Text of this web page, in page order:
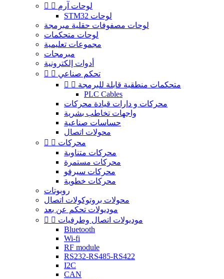
  لوحات آرم
STM32 لوحات
لوحات مصفوفات حقلية مبرمجة
لوحات متحكمات
مجموعات تعليمية
مبرمجات
أدوات إلكترونية
  تحكم صناعي
  متحكمات منطقية قابلة للبرمجة
PLC Cables
محركات و دارات قيادة محركات
واجهات تخاطب بشرية
حساسات صناعية
محولات اتصال
  محركات
محركات متناوبة
محركات مستمرة
محركات سيرفو
محركات خطوية
روبوتات
محولات بروتوكولات اتصال
موديولات تحكم عن بعد
  موديولات اتصال وطرفيات
Bluetooth
Wi-fi
RF module
RS232-RS485-RS422
I2C
CAN